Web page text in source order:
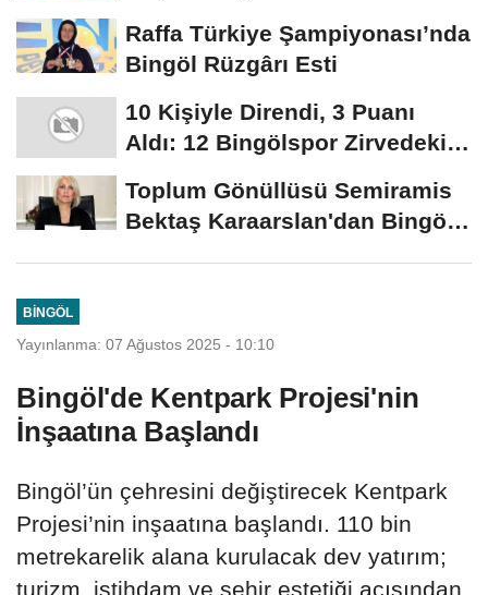
Raffa Türkiye Şampiyonası’nda
Bingöl Rüzgârı Esti
10 Kişiyle Direndi, 3 Puanı
Aldı: 12 Bingölspor Zirvedeki
Toplum Gönüllüsü Semiramis
Bektaş Karaarslan'dan Bingöl
BINGÖL
Yayınlanma: 07 Ağustos 2025 - 10:10
Bingöl'de Kentpark Projesi'nin
İnşaatına Başlandı
Bingöl’ün çehresini değiştirecek Kentpark
Projesi’nin inşaatına başlandı. 110 bin
metrekarelik alana kurulacak dev yatırım;
turizm, istihdam ve şehir estetiği açısından